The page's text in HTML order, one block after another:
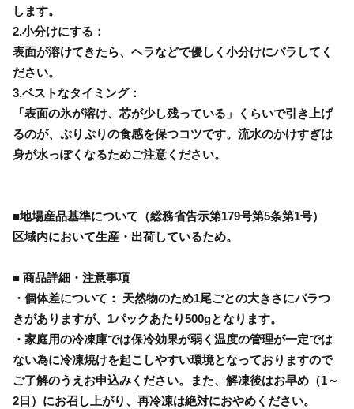
します。
2.小分けにする：
表面が溶けてきたら、ヘラなどで優しく小分けにバラしてく
ださい。
3.ベストなタイミング：
「表面の氷が溶け、芯が少し残っている」くらいで引き上げ
るのが、ぷりぷりの食感を保つコツです。流水のかけすぎは
身が水っぽくなるためご注意ください。
■地場産品基準について（総務省告示第179号第5条第1号）
区域内において生産・出荷しているため。
■ 商品詳細・注意事項
・個体差について： 天然物のため1尾ごとの大きさにバラつ
きがありますが、1パックあたり500gとなります。
・家庭用の冷凍庫では保冷効果が弱く温度の管理が一定では
ない為に冷凍焼けを起こしやすい環境となっておりますので
ご了解のうえお申込みください。また、解凍後はお早め（1～
2日）にお召し上がり、再冷凍は絶対におやめください。